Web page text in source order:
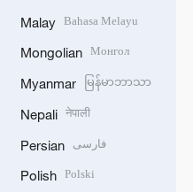
Malay Bahasa Melayu
Mongolian Монгол
Myanmar မြန်မာဘာသာ
Nepali नेपाली
Persian فارسی
Polish Polski